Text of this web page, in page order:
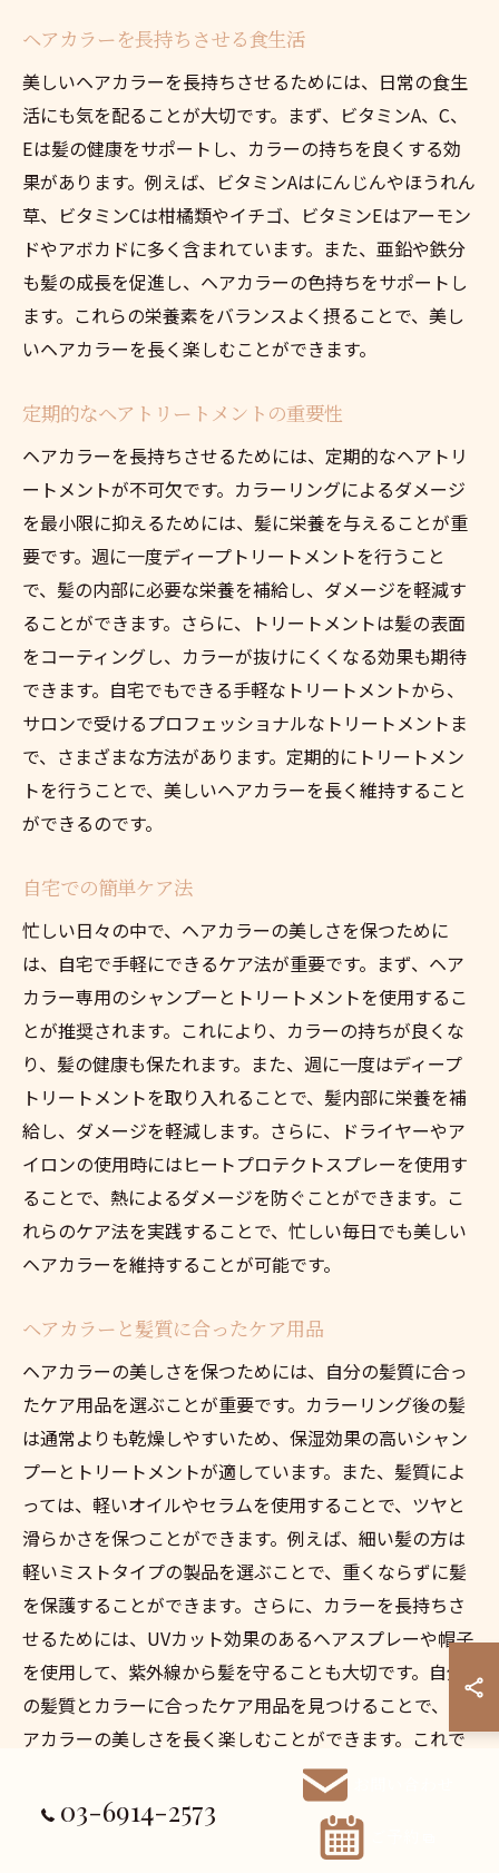
ヘアカラーを長持ちさせる食生活
美しいヘアカラーを長持ちさせるためには、日常の食生
活にも気を配ることが大切です。まず、ビタミンA、C、
Eは髪の健康をサポートし、カラーの持ちを良くする効
果があります。例えば、ビタミンAはにんじんやほうれん
草、ビタミンCは柑橘類やイチゴ、ビタミンEはアーモン
ドやアボカドに多く含まれています。また、亜鉛や鉄分
も髪の成長を促進し、ヘアカラーの色持ちをサポートし
ます。これらの栄養素をバランスよく摂ることで、美し
いヘアカラーを長く楽しむことができます。
定期的なヘアトリートメントの重要性
ヘアカラーを長持ちさせるためには、定期的なヘアトリ
ートメントが不可欠です。カラーリングによるダメージ
を最小限に抑えるためには、髪に栄養を与えることが重
要です。週に一度ディープトリートメントを行うこと
で、髪の内部に必要な栄養を補給し、ダメージを軽減す
ることができます。さらに、トリートメントは髪の表面
をコーティングし、カラーが抜けにくくなる効果も期待
できます。自宅でもできる手軽なトリートメントから、
サロンで受けるプロフェッショナルなトリートメントま
で、さまざまな方法があります。定期的にトリートメン
トを行うことで、美しいヘアカラーを長く維持すること
ができるのです。
自宅での簡単ケア法
忙しい日々の中で、ヘアカラーの美しさを保つために
は、自宅で手軽にできるケア法が重要です。まず、ヘア
カラー専用のシャンプーとトリートメントを使用するこ
とが推奨されます。これにより、カラーの持ちが良くな
り、髪の健康も保たれます。また、週に一度はディープ
トリートメントを取り入れることで、髪内部に栄養を補
給し、ダメージを軽減します。さらに、ドライヤーやア
イロンの使用時にはヒートプロテクトスプレーを使用す
ることで、熱によるダメージを防ぐことができます。こ
れらのケア法を実践することで、忙しい毎日でも美しい
ヘアカラーを維持することが可能です。
ヘアカラーと髪質に合ったケア用品
ヘアカラーの美しさを保つためには、自分の髪質に合っ
たケア用品を選ぶことが重要です。カラーリング後の髪
は通常よりも乾燥しやすいため、保湿効果の高いシャン
プーとトリートメントが適しています。また、髪質によ
っては、軽いオイルやセラムを使用することで、ツヤと
滑らかさを保つことができます。例えば、細い髪の方は
軽いミストタイプの製品を選ぶことで、重くならずに髪
を保護することができます。さらに、カラーを長持ちさ
せるためには、UVカット効果のあるヘアスプレーや帽子
を使用して、紫外線から髪を守ることも大切です。自分
の髪質とカラーに合ったケア用品を見つけることで、ヘ
アカラーの美しさを長く楽しむことができます。これで
シリーズの内容は終了となりますが、次回もまた新しい
テーマでお届けする予定ですので、どうぞお楽しみに！
03-6914-2573